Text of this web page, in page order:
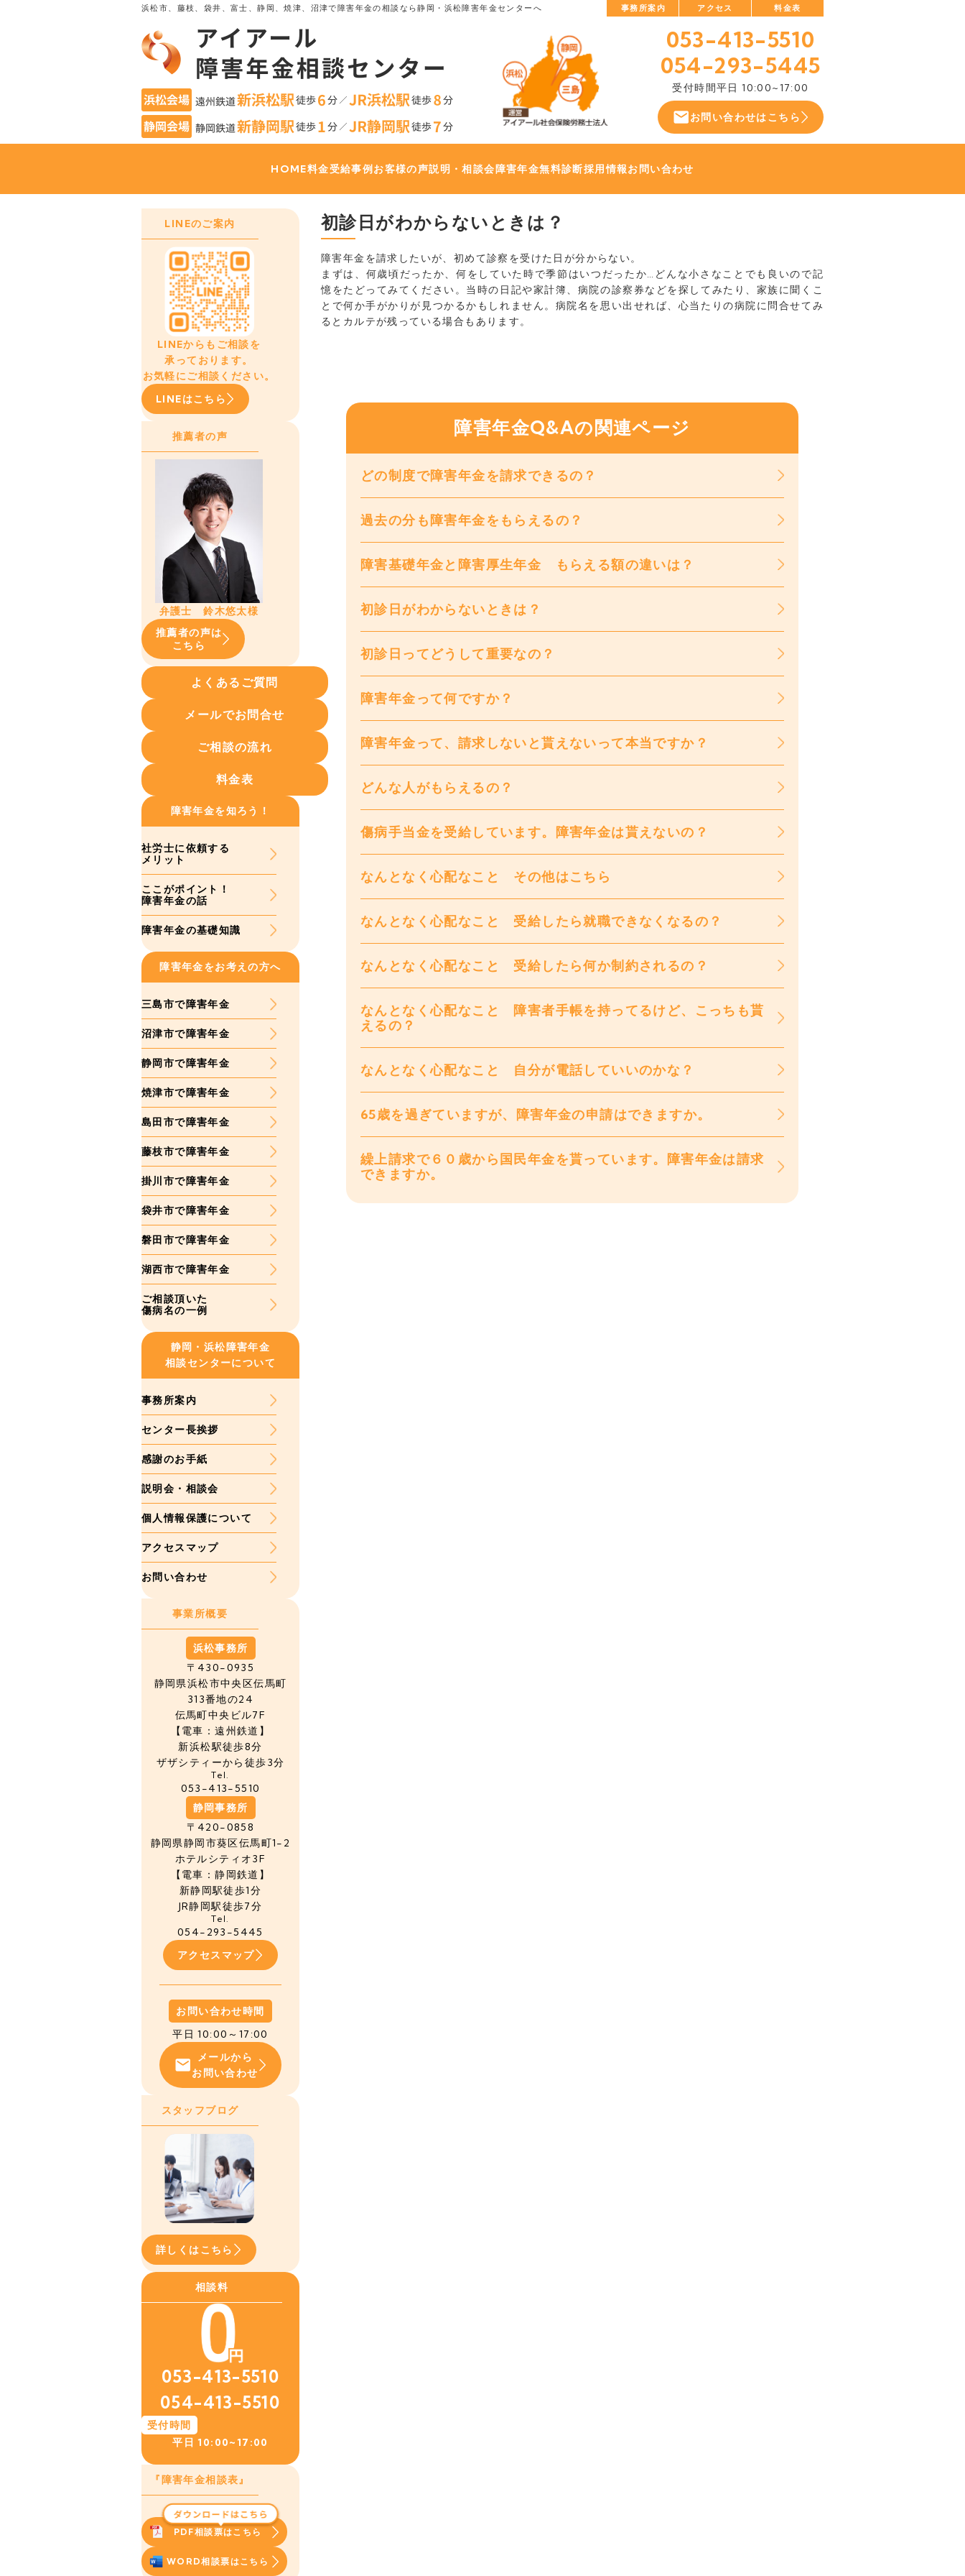
浜松市、藤枝、袋井、富士、静岡、焼津、沼津で障害年金の相談なら静岡・浜松障害年金センターへ 事務所案内 アクセス 料金表
053-413-5510
054-293-5445
受付時間平日 10:00~17:00
お問い合わせはこちら
HOME料金受給事例お客様の声説明・相談会障害年金無料診断採用情報お問い合わせ
初診日がわからないときは？
障害年金を請求したいが、初めて診察を受けた日が分からない。
まずは、何歳頃だったか、何をしていた時で季節はいつだったか…どんな小さなことでも良いので記
憶をたどってみてください。当時の日記や家計簿、病院の診察券などを探してみたり、家族に聞くこ
とで何か手がかりが見つかるかもしれません。病院名を思い出せれば、心当たりの病院に問合せてみ
るとカルテが残っている場合もあります。
障害年金Q&Aの関連ページ
どの制度で障害年金を請求できるの？
過去の分も障害年金をもらえるの？
障害基礎年金と障害厚生年金 もらえる額の違いは？
初診日がわからないときは？
初診日ってどうして重要なの？
障害年金って何ですか？
障害年金って、請求しないと貰えないって本当ですか？
どんな人がもらえるの？
傷病手当金を受給しています。障害年金は貰えないの？
なんとなく心配なこと その他はこちら
なんとなく心配なこと 受給したら就職できなくなるの？
なんとなく心配なこと 受給したら何か制約されるの？
なんとなく心配なこと 障害者手帳を持ってるけど、こっちも貰
えるの？
なんとなく心配なこと 自分が電話していいのかな？
65歳を過ぎていますが、障害年金の申請はできますか。
繰上請求で６０歳から国民年金を貰っています。障害年金は請求
できますか。
LINEのご案内
LINEからもご相談を
承っております。
お気軽にご相談ください。
LINEはこちら
推薦者の声
弁護士 鈴木悠太様
推薦者の声は
こちら
よくあるご質問
メールでお問合せ
ご相談の流れ
料金表
障害年金を知ろう！
社労士に依頼する
メリット
ここがポイント！
障害年金の話
障害年金の基礎知識
障害年金をお考えの方へ
三島市で障害年金
沼津市で障害年金
静岡市で障害年金
焼津市で障害年金
島田市で障害年金
藤枝市で障害年金
掛川市で障害年金
袋井市で障害年金
磐田市で障害年金
湖西市で障害年金
ご相談頂いた
傷病名の一例
静岡・浜松障害年金
相談センターについて
事務所案内
センター長挨拶
感謝のお手紙
説明会・相談会
個人情報保護について
アクセスマップ
お問い合わせ
事業所概要
浜松事務所
〒430-0935
静岡県浜松市中央区伝馬町
313番地の24
伝馬町中央ビル7F
【電車：遠州鉄道】
新浜松駅徒歩8分
ザザシティーから徒歩3分
Tel.
053-413-5510
静岡事務所
〒420-0858
静岡県静岡市葵区伝馬町1-2
ホテルシティオ3F
【電車：静岡鉄道】
新静岡駅徒歩1分
JR静岡駅徒歩7分
Tel.
054-293-5445
アクセスマップ
お問い合わせ時間
平日 10:00～17:00
メールから
お問い合わせ
スタッフブログ
詳しくはこちら
相談料
053-413-5510
054-413-5510
受付時間
平日 10:00~17:00
『障害年金相談表』
PDF相談票はこちら
WORD相談票はこちら